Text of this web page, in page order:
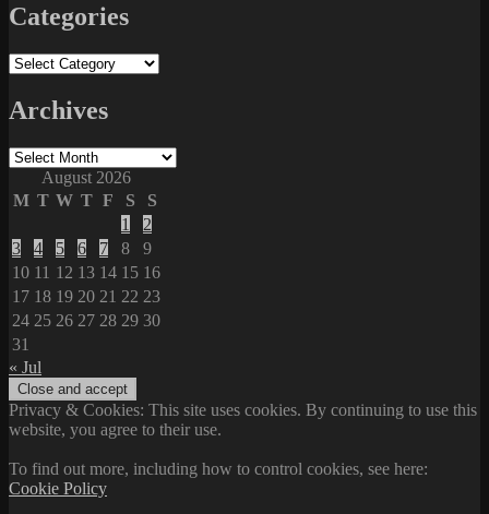
Categories
Categories
Archives
Archives
August 2026
M T W T F S
S
1
2
3
4 5 6 7 8
9
10 11 12 13 14 15 16
17 18 19 20 21 22 23
24 25 26 27 28 29 30
31
« Jul
Privacy & Cookies: This site uses cookies. By continuing to use this
website, you agree to their use.
To find out more, including how to control cookies, see here:
Cookie Policy